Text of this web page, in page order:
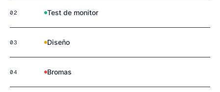
02 Test de monitor
03 Diseño
04 Bromas